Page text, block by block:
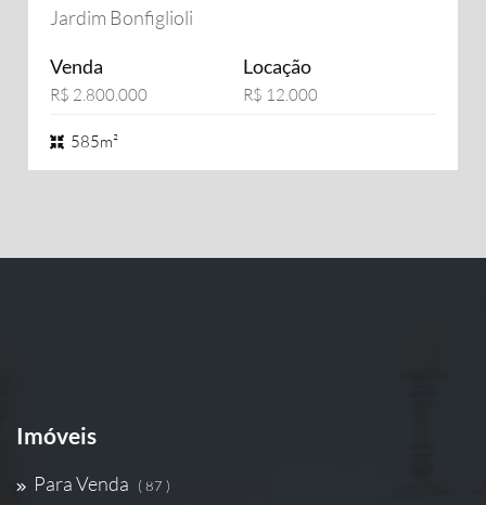
Jardim Bonfiglioli
Venda
R$ 2.800.000
Locação
R$ 12.000
585m²
Imóveis
Para Venda ( 87 )